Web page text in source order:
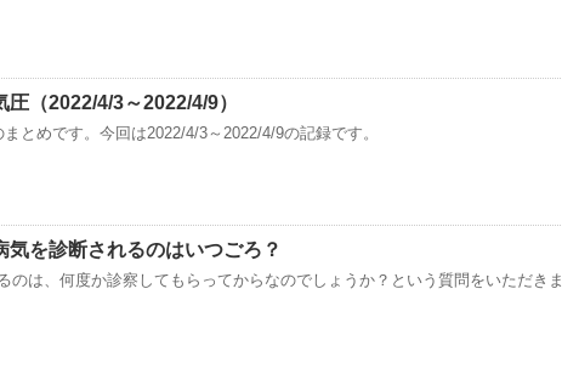
圧（2022/4/3～2022/4/9）
とめです。今回は2022/4/3～2022/4/9の記録です。
気を診断されるのはいつごろ？
のは、何度か診察してもらってからなのでしょうか？という質問をいただきま